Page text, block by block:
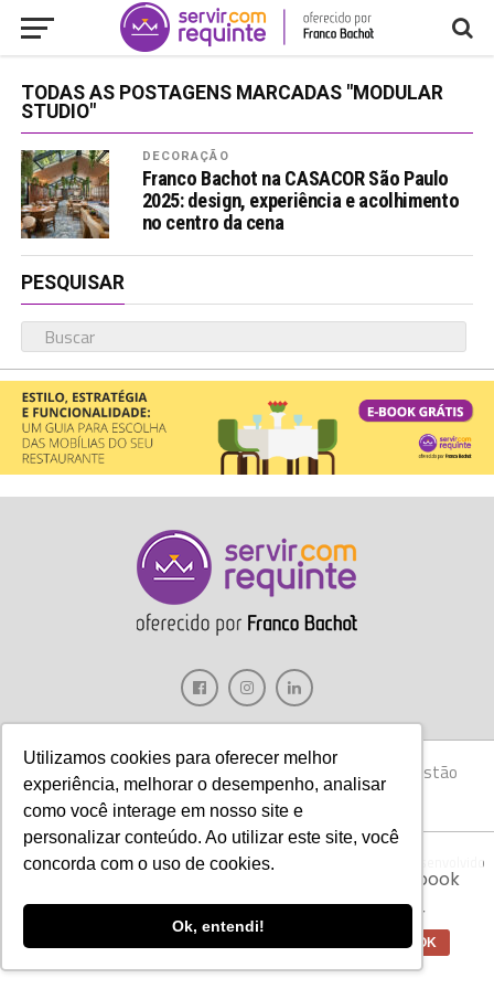
Utilizamos cookies para oferecer melhor
experiência, melhorar o desempenho, analisar
como você interage em nosso site e
personalizar conteúdo. Ao utilizar este site, você
concorda com o uso de cookies.
Ok, entendi!
TODAS AS POSTAGENS MARCADAS "MODULAR
STUDIO"
DECORAÇÃO
Franco Bachot na CASACOR São Paulo
2025: design, experiência e acolhimento
no centro da cena
PESQUISAR
Gastronomia Móveis Decoração Hotelaria
Gestão
Marketing
Tecnologia Eventos
Copyright © 2017 Servir com Requinte • Franco Bachot Móveis . Desenvolvido
Aviso:Nós da Franco Bachot utilizamos de
cookies com ferramentas do Google e Facebook
experiência de nossos clientes para oferecer
melhores produtos e serviços. OK